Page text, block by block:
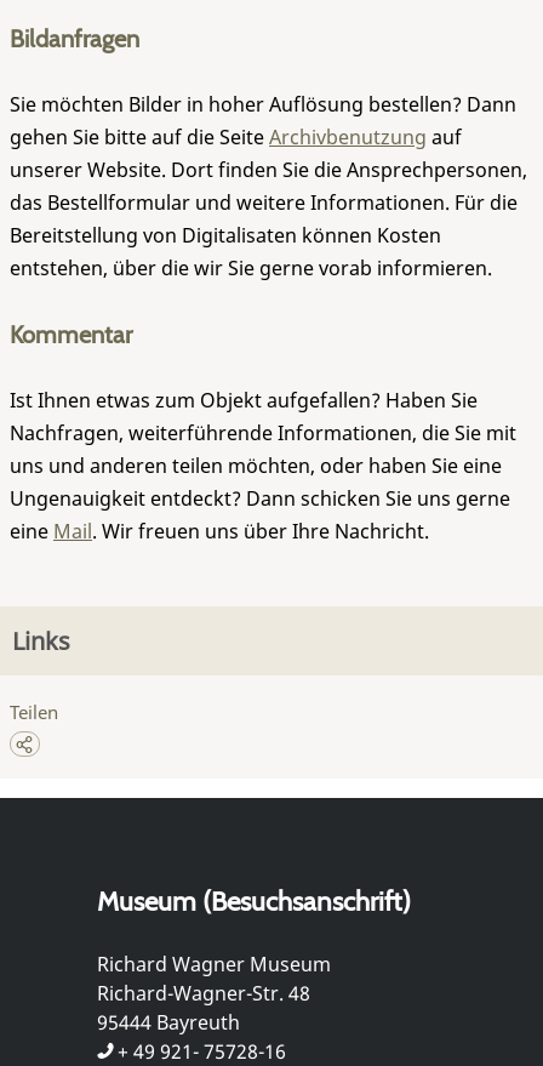
Bildanfragen
Sie möchten Bilder in hoher Auflösung bestellen? Dann
gehen Sie bitte auf die SeiteArchivbenutzung auf
unserer Website. Dort finden Sie die Ansprechpersonen,
das Bestellformular und weitere Informationen. Für die
Bereitstellung von Digitalisaten können Kosten
entstehen, über die wir Sie gerne vorab informieren.
Kommentar
Ist Ihnen etwas zum Objekt aufgefallen? Haben Sie
Nachfragen, weiterführende Informationen, die Sie mit
uns und anderen teilen möchten, oder haben Sie eine
Ungenauigkeit entdeckt? Dann schicken Sie uns gerne
eine Mail. Wir freuen uns über Ihre Nachricht.
Links
Teilen
Museum (Besuchsanschrift)
Richard Wagner Museum
Richard-Wagner-Str. 48
95444 Bayreuth
+ 49 921- 75728-16